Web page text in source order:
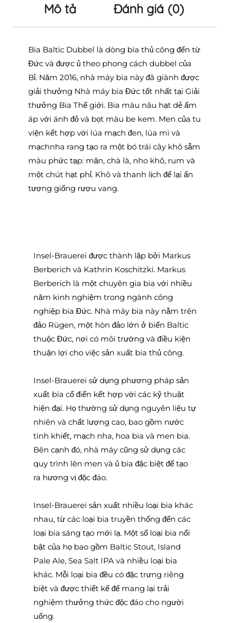
Mô tả Đánh giá (0)
Bia Baltic Dubbel là dòng bia thủ công đến từ
Đức và được ủ theo phong cách dubbel của
Bỉ. Năm 2016, nhà máy bia này đã giành được
giải thưởng Nhà máy bia Đức tốt nhất tại Giải
thưởng Bia Thế giới. Bia màu nâu hạt dẻ ấm
áp với ánh đỏ và bọt màu be kem. Men của tu
viện kết hợp với lúa mạch đen, lúa mì và
mạchnha rang tạo ra một bó trái cây khô sẫm
màu phức tạp: mận, chà là, nho khô, rum và
một chút hạt phỉ. Khô và thanh lịch để lại ấn
tượng giống rượu vang.
Insel-Brauerei được thành lập bởi Markus
Berberich và Kathrin Koschitzki. Markus
Berberich là một chuyên gia bia với nhiều
năm kinh nghiệm trong ngành công
nghiệp bia Đức. Nhà máy bia này nằm trên
đảo Rügen, một hòn đảo lớn ở biển Baltic
thuộc Đức, nơi có môi trường và điều kiện
thuận lợi cho việc sản xuất bia thủ công.
Insel-Brauerei sử dụng phương pháp sản
xuất bia cổ điển kết hợp với các kỹ thuật
hiện đại. Họ thường sử dụng nguyên liệu tự
nhiên và chất lượng cao, bao gồm nước
tinh khiết, mạch nha, hoa bia và men bia.
Bên cạnh đó, nhà máy cũng sử dụng các
quy trình lên men và ủ bia đặc biệt để tạo
ra hương vị độc đáo.
Insel-Brauerei sản xuất nhiều loại bia khác
nhau, từ các loại bia truyền thống đến các
loại bia sáng tạo mới lạ. Một số loại bia nổi
bật của họ bao gồm Baltic Stout, Island
Pale Ale, Sea Salt IPA và nhiều loại bia
khác. Mỗi loại bia đều có đặc trưng riêng
biệt và được thiết kế để mang lại trải
nghiệm thưởng thức độc đáo cho người
uống.